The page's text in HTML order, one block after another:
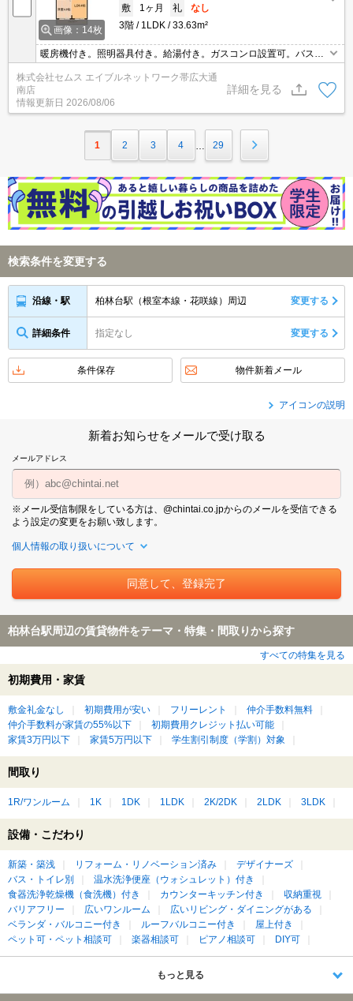
画像：14枚
敷
1ヶ月 礼
なし
3階
1LDK 33.63m²
暖房機付き。照明器具付き。給湯付き。ガスコンロ設置可。バス・
トイレ別。シャワー付き。洗面化粧台。室内洗濯機置場。シューズ
ボックス。バルコニー。LPガス
株式会社セムス エイブルネットワーク帯広大通
南店
情報更新日 2026/08/06
詳細を見る
1 2 3 4 29
検索条件を変更する
沿線・駅 柏林台駅（根室本線・花咲線）周辺 変更する
詳細条件 指定なし 変更する
条件保存 物件新着メール
アイコンの説明
新着お知らせをメールで受け取る
メールアドレス
※メール受信制限をしている方は、@chintai.co.jpからのメールを受信できる
よう設定の変更をお願い致します。
個人情報の取り扱いについて
柏林台駅周辺の賃貸物件をテーマ・特集・間取りから探す
すべての特集を見る
初期費用・家賃
敷金礼金なし 初期費用が安い フリーレント
仲介手数料無料
仲介手数料が家賃の55%以下
初期費用クレジット払い可能
家賃3万円以下
家賃5万円以下 学生割引制度（学割）対象
間取り
1R/ワンルーム 1K 1DK 1LDK 2K/2DK 2LDK 3LDK
設備・こだわり
新築・築浅 リフォーム・リノベーション済み
デザイナーズ
バス・トイレ別
温水洗浄便座（ウォシュレット）付き
食器洗浄乾燥機（食洗機）付き
カウンターキッチン付き
収納重視
バリアフリー
広いワンルーム
広いリビング・ダイニングがある
ベランダ・バルコニー付き
ルーフバルコニー付き
屋上付き
ペット可・ペット相談可
楽器相談可 ピアノ相談可 DIY可
もっと見る